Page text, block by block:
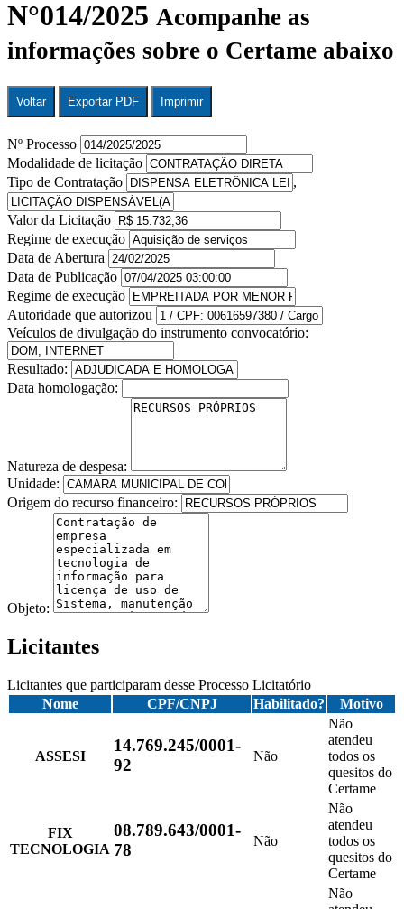
N°014/2025 Acompanhe as
informações sobre o Certame abaixo
Voltar Exportar PDF Imprimir
Nº Processo
Modalidade de licitação
Tipo de Contratação
,
Valor da Licitação
Regime de execução
Data de Abertura
Data de Publicação
Regime de execução
Autoridade que autorizou
Veículos de divulgação do instrumento convocatório:
Resultado:
Data homologação:
Natureza de despesa:
Unidade:
Origem do recurso financeiro:
Objeto:
Licitantes
Licitantes que participaram desse Processo Licitatório
Nome
CPF/CNPJ Habilitado? Motivo
ASSESI
14.769.245/0001-
92
Não
Não
atendeu
todos os
quesitos do
Certame
FIX
TECNOLOGIA
08.789.643/0001-
78
Não
Não
atendeu
todos os
quesitos do
Certame
Não